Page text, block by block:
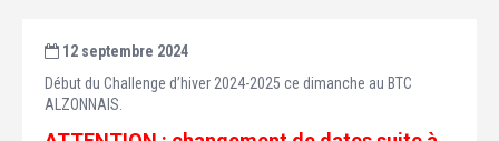
12 septembre 2024
Début du Challenge d’hiver 2024-2025 ce dimanche au BTC
ALZONNAIS.